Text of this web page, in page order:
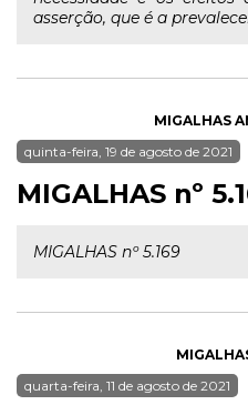
asserção, que é a
MIGALHAS
quinta-feira, 19 de agosto de 2021
MIGALHAS nº
MIGALHAS nº 5.169
quarta-feira, 11 de agosto de 2021